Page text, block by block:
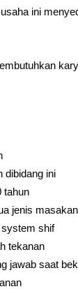
ini
dibidang ini
tahun
jenis masakan
system shif
tekanan
jawab saat